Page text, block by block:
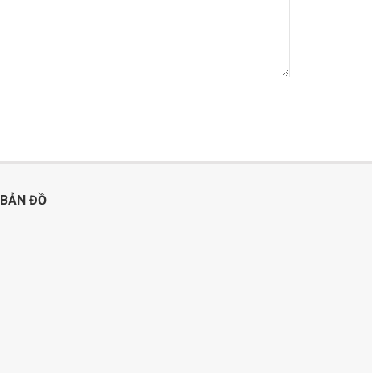
BẢN ĐỒ